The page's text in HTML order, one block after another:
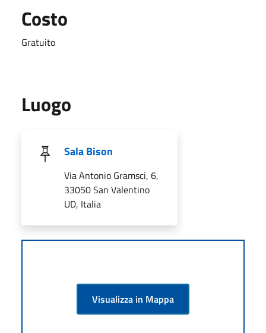
Costo
Gratuito
Luogo
Sala Bison
Via Antonio Gramsci, 6,
33050 San Valentino
UD, Italia
Visualizza in Mappa